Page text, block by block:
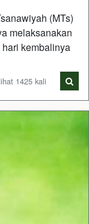
(MTs)
melaksanakan
kembalinya
1425 kali